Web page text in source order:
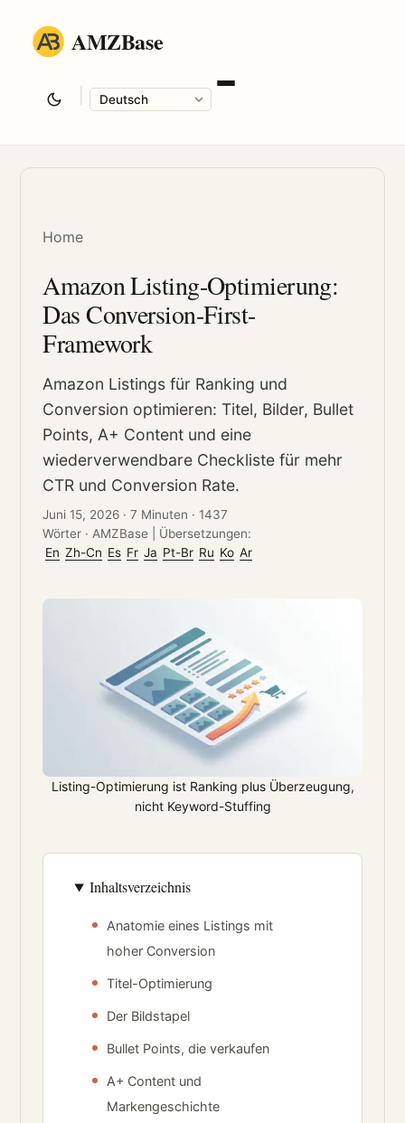
AMZBase
Home
Amazon Listing-Optimierung:
Das Conversion-First-
Framework
Amazon Listings für Ranking und
Conversion optimieren: Titel, Bilder, Bullet
Points, A+ Content und eine
wiederverwendbare Checkliste für mehr
CTR und Conversion Rate.
Juni 15, 2026 ·7 Minuten ·1437
Wörter · AMZBase
Übersetzungen:
En Zh-Cn Es Fr Ja Pt-Br Ru Ko Ar
Listing-Optimierung ist Ranking plus Überzeugung,
nicht Keyword-Stuffing
Inhaltsverzeichnis
Anatomie eines Listings mit
hoher Conversion
Titel-Optimierung
Der Bildstapel
Bullet Points, die verkaufen
A+ Content und
Markengeschichte